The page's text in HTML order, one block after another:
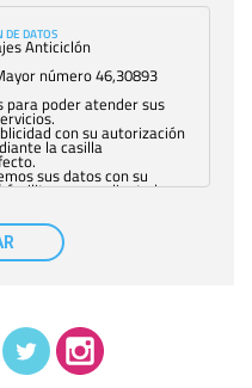
DE DATOS
Anticiclón
número 46,30893
para poder atender sus
con su autorización
la casilla
sus datos con su
facilitarnos mediante la
sólo el personal de
autorizado podrá
que le pedimos. No se
sus datos en la